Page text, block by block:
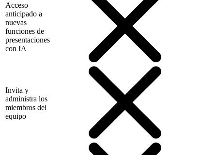
Acceso
anticipado a
nuevas
funciones de
presentaciones
con IA
Invita y
administra los
miembros del
equipo